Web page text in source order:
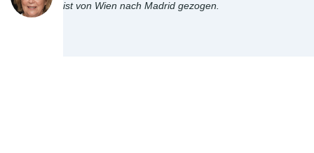
ist von Wien nach Madrid gezogen.